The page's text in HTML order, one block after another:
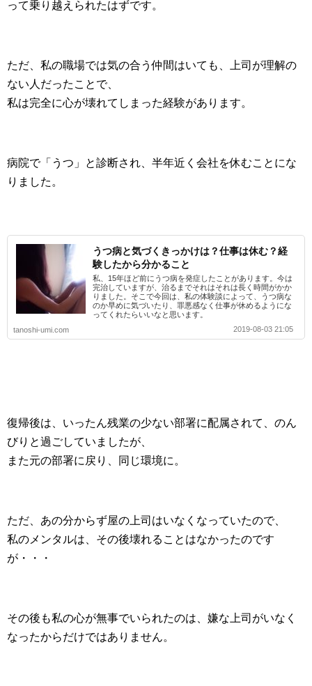
って乗り越えられたはずです。
ただ、私の職場では気の合う仲間はいても、上司が理解の
ない人だったことで、
私は完全に心が壊れてしまった経験があります。
病院で「うつ」と診断され、半年近く会社を休むことにな
りました。
うつ病と気づくきっかけは？仕事は休む？経
験したから分かること
私、15年ほど前にうつ病を発症したことがあります。今は
完治していますが、治るまでそれはそれは長く時間がかか
りました。そこで今回は、私の体験談によって、うつ病な
のか早めに気づいたり、罪悪感なく仕事が休めるようにな
ってくれたらいいなと思います。
tanoshi-umi.com
2019-08-03 21:05
復帰後は、いったん残業の少ない部署に配属されて、のん
びりと過ごしていましたが、
また元の部署に戻り、同じ環境に。
ただ、あの分からず屋の上司はいなくなっていたので、
私のメンタルは、その後壊れることはなかったのです
が・・・
その後も私の心が無事でいられたのは、嫌な上司がいなく
なったからだけではありません。